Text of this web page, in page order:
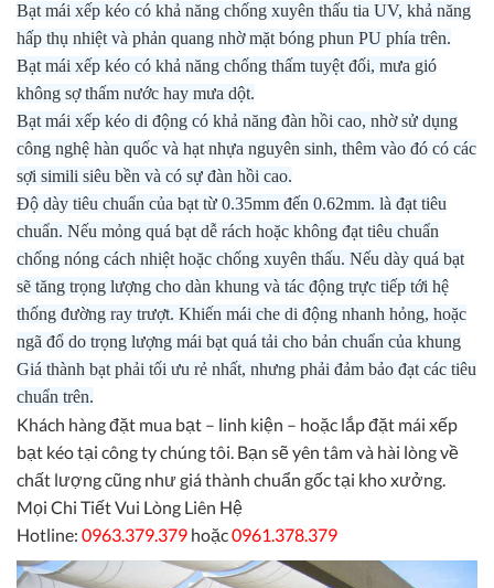
Bạt mái xếp kéo có khả năng chống xuyên thấu tia UV, khả năng
hấp thụ nhiệt và phản quang nhờ mặt bóng phun PU phía trên.
Bạt mái xếp kéo có khả năng chống thấm tuyệt đối, mưa gió
không sợ thấm nước hay mưa dột.
Bạt mái xếp kéo di động có khả năng đàn hồi cao, nhờ sử dụng
công nghệ hàn quốc và hạt nhựa nguyên sinh, thêm vào đó có các
sợi simili siêu bền và có sự đàn hồi cao.
Độ dày tiêu chuẩn của bạt từ 0.35mm đến 0.62mm. là đạt tiêu
chuẩn. Nếu mỏng quá bạt dễ rách hoặc không đạt tiêu chuẩn
chống nóng cách nhiệt hoặc chống xuyên thấu. Nếu dày quá bạt
sẽ tăng trọng lượng cho dàn khung và tác động trực tiếp tới hệ
thống đường ray trượt. Khiến mái che di động nhanh hỏng, hoặc
ngã đổ do trọng lượng mái bạt quá tải cho bản chuẩn của khung
Giá thành bạt phải tối ưu rẻ nhất, nhưng phải đảm bảo đạt các tiêu
chuẩn trên.
Khách hàng đặt mua bạt – linh kiện – hoặc lắp đặt mái xếp
bạt kéo tại công ty chúng tôi. Bạn sẽ yên tâm và hài lòng về
chất lượng cũng như giá thành chuẩn gốc tại kho xưởng.
Mọi Chi Tiết Vui Lòng Liên Hệ
Hotline: 0963.379.379 hoặc0961.378.379